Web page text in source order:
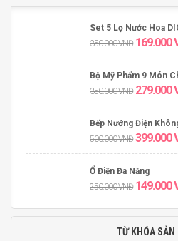
Set 5 Lọ Nước Hoa
350.000VNĐ 169.000
Bộ Mỹ Phẩm 9 Món
350.000VNĐ 279.000
Bếp Nướng Điện
500.000VNĐ 399.000
Ổ Điện Đa Năng
250.000VNĐ 149.000
TỪ KHÓA SẢN